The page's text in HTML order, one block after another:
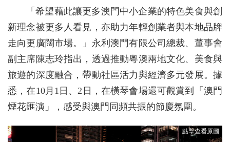
「希望藉此讓更多澳門中小企業的特色美食與創
新理念被更多人看見，亦助力年輕創業者與本地品牌
走向更廣闊市場。」永利澳門有限公司總裁、董事會
副主席陳志玲指出，透過推動粵澳兩地文化、美食與
旅遊的深度融合，帶動社區活力與經濟多元發展。據
悉，在10月1日、2日，在橫琴會場還可觀賞到「澳門
煙花匯演」，感受與澳門同頻共振的節慶氛圍。